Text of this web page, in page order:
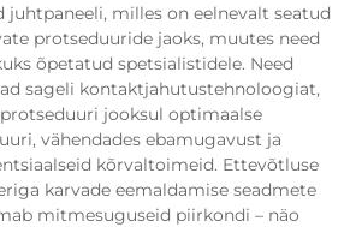
juhtpaneeli, milles on eelnevalt seatud
protseduuride jaoks, muutes need
õpetatud spetsialistidele. Need
sageli kontaktjahutustehnoloogiat,
jooksul optimaalse
vähendades ebamugavust ja
kõrvaltoimeid. Ettevõtluse
karvade eemaldamise seadmete
mitmesuguseid piirkondi – näo